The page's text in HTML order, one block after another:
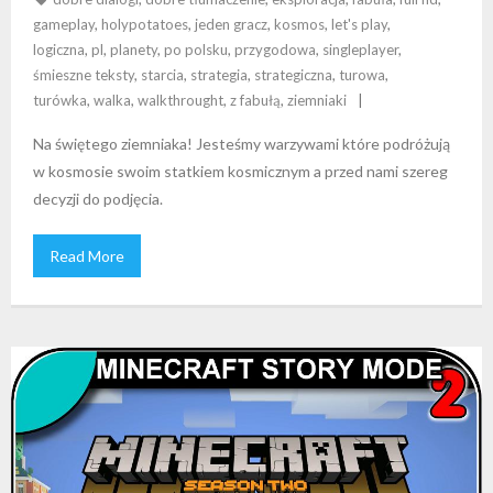
gameplay, holypotatoes, jeden gracz, kosmos, let's play,
logiczna, pl, planety, po polsku, przygodowa, singleplayer,
śmieszne teksty, starcia, strategia, strategiczna, turowa,
turówka, walka, walkthrought, z fabułą, ziemniaki
Na świętego ziemniaka! Jesteśmy warzywami które podróżują
w kosmosie swoim statkiem kosmicznym a przed nami szereg
decyzji do podjęcia.
Read More